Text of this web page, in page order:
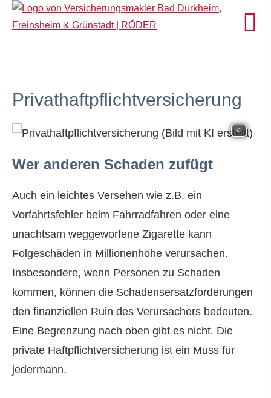
Privathaftpflichtversicherung
KI
Wer anderen Schaden zufügt
Auch ein leichtes Versehen wie z.B. ein
Vorfahrtsfehler beim Fahrradfahren oder eine
unachtsam weggeworfene Zigarette kann
Folgeschäden in Millionenhöhe verursachen.
Insbesondere, wenn Per­sonen zu Schaden
kommen, können die Schadensersatzforderungen
den finanziellen Ruin des Verursachers bedeuten.
Eine Begrenzung nach oben gibt es nicht. Die
private Haft­pflichtversicherung ist ein Muss für
jedermann.